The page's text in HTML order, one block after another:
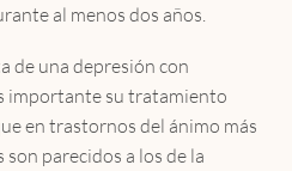
al menos dos años.
de una depresión con
importante su tratamiento
en trastornos del ánimo más
parecidos a los de la